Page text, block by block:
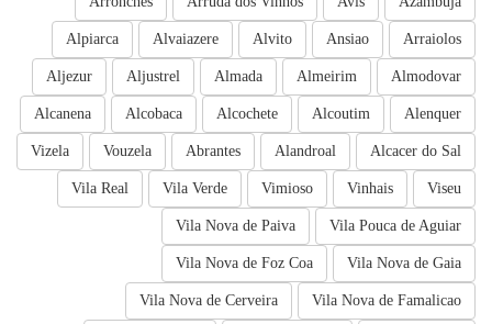
Arraiolos
Ansiao
Alvito
Alvaiazere
Alpiarca
Almodovar
Almeirim
Almada
Aljustrel
Aljezur
Alenquer
Alcoutim
Alcochete
Alcobaca
Alcanena
Alcacer do Sal
Alandroal
Abrantes
Vouzela
Vizela
Viseu
Vinhais
Vimioso
Vila Verde
Vila Real
Vila Pouca de Aguiar
Vila Nova de Paiva
Vila Nova de Gaia
Vila Nova de Foz Coa
Vila Nova de Famalicao
Vila Nova de Cerveira